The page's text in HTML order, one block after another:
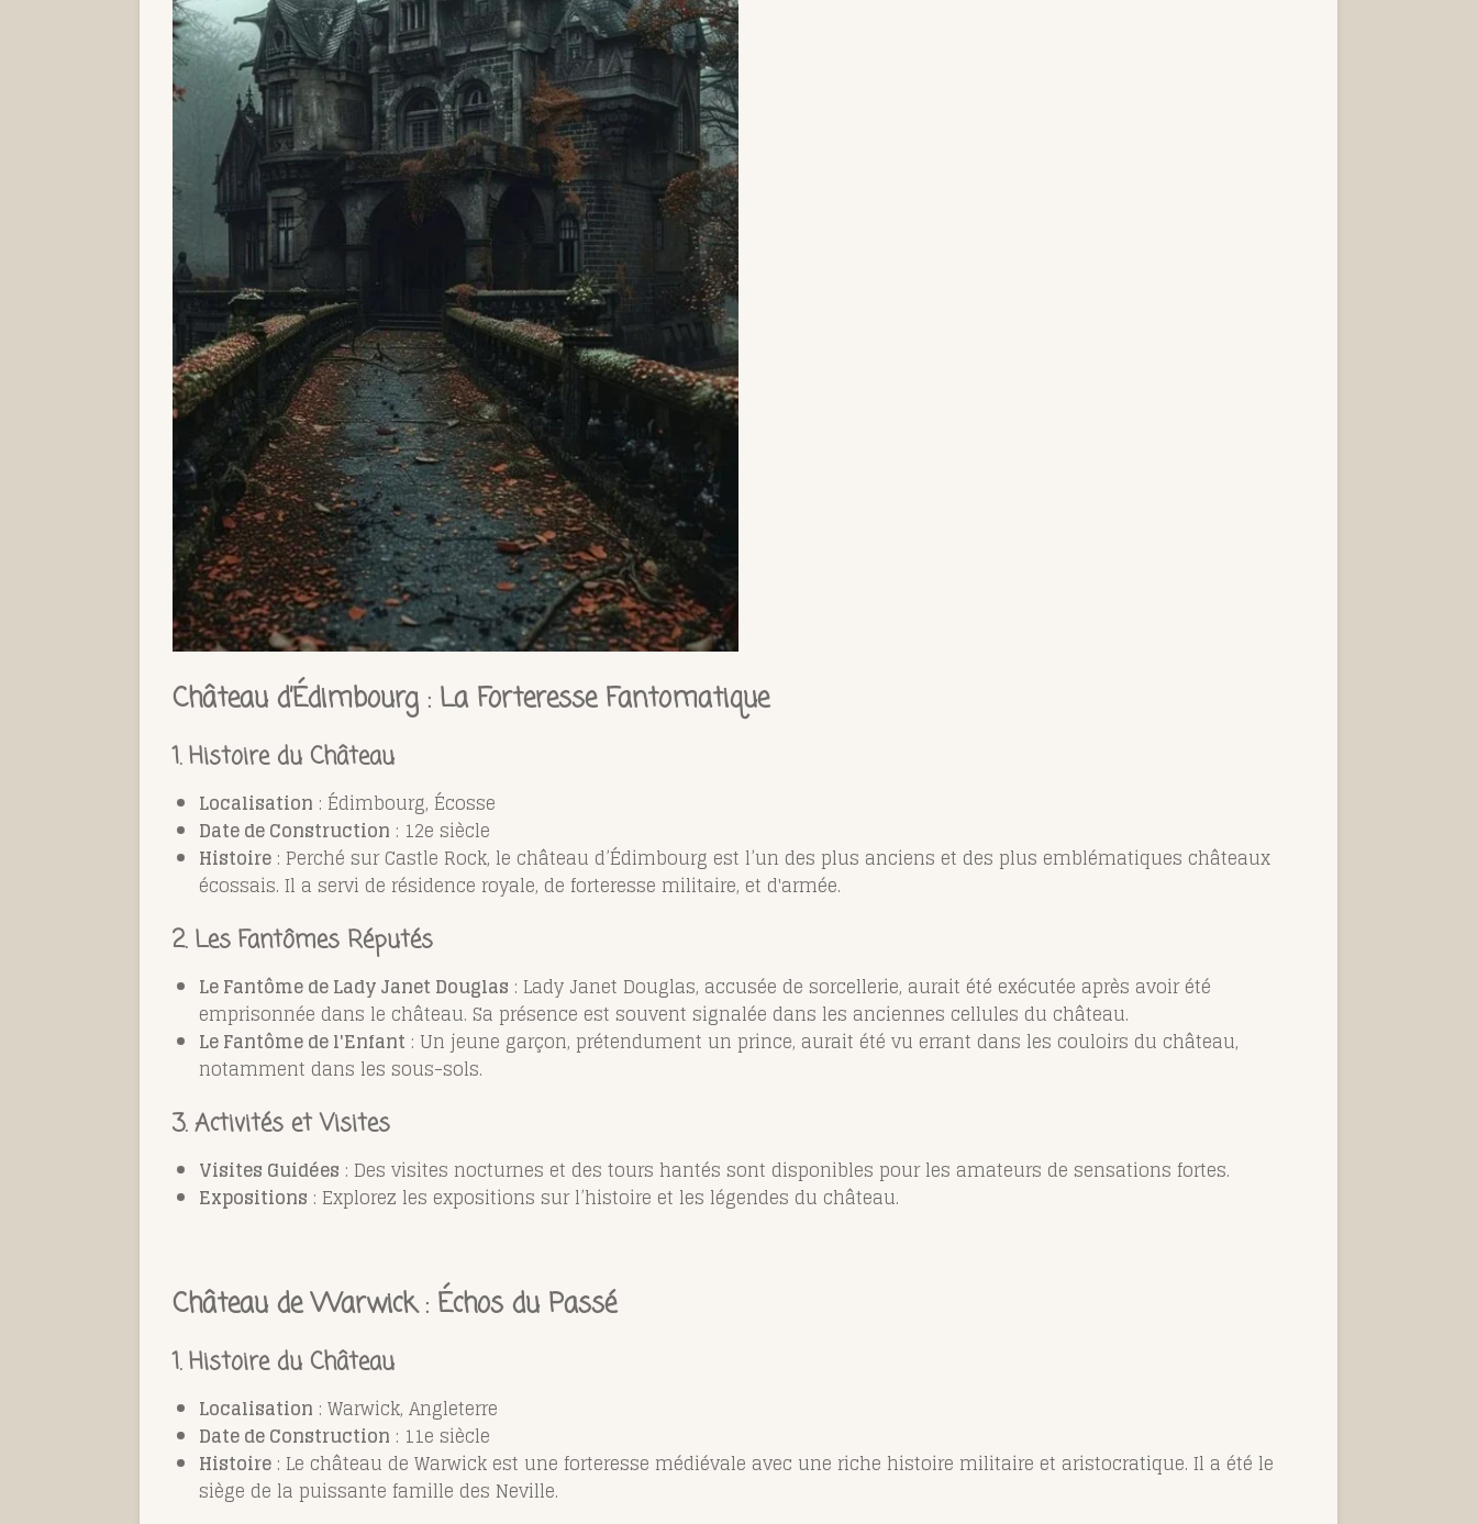
Château d’Édimbourg : La Forteresse Fantomatique
1. Histoire du Château
Localisation : Édimbourg, Écosse
Date de Construction : 12e siècle
Histoire : Perché sur Castle Rock, le château d’Édimbourg est l’un des plus anciens et des plus emblématiques châteaux
écossais. Il a servi de résidence royale, de forteresse militaire, et d'armée.
2. Les Fantômes Réputés
Le Fantôme de Lady Janet Douglas : Lady Janet Douglas, accusée de sorcellerie, aurait été exécutée après avoir été
emprisonnée dans le château. Sa présence est souvent signalée dans les anciennes cellules du château.
Le Fantôme de l'Enfant : Un jeune garçon, prétendument un prince, aurait été vu errant dans les couloirs du château,
notamment dans les sous-sols.
3. Activités et Visites
Visites Guidées : Des visites nocturnes et des tours hantés sont disponibles pour les amateurs de sensations fortes.
Expositions : Explorez les expositions sur l’histoire et les légendes du château.
Château de Warwick : Échos du Passé
1. Histoire du Château
Localisation : Warwick, Angleterre
Date de Construction : 11e siècle
Histoire : Le château de Warwick est une forteresse médiévale avec une riche histoire militaire et aristocratique. Il a été le
siège de la puissante famille des Neville.